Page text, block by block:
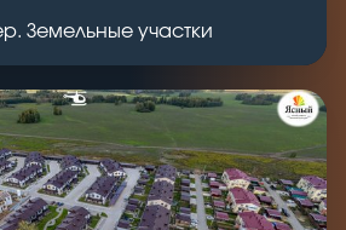
Земельные участки